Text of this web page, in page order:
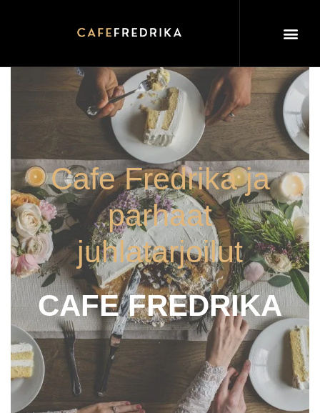
Cafe Fredrika ja
parhaat
juhlatarjoilut
CAFE FREDRIKA